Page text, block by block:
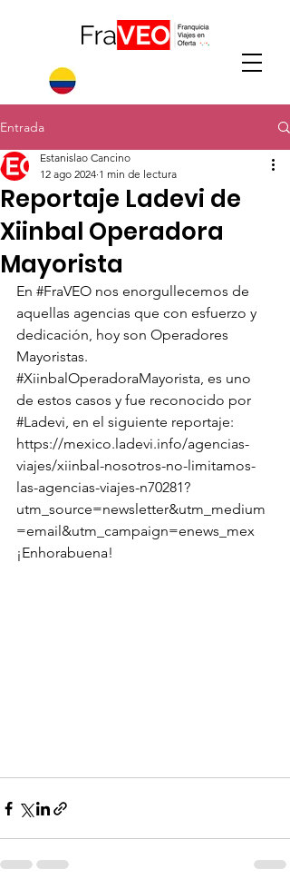
Entrada
Reportaje Ladevi de
Xiinbal Operadora
Mayorista
Estanislao Cancino
12 ago 2024 1 min de lectura
En #FraVEO nos enorgullecemos de
aquellas agencias que con esfuerzo y
dedicación, hoy son Operadores
Mayoristas.
#XiinbalOperadoraMayorista, es uno
de estos casos y fue reconocido por
#Ladevi, en el siguiente reportaje:
https://mexico.ladevi.info/agencias-
viajes/xiinbal-nosotros-no-limitamos-
las-agencias-viajes-n70281?
utm_source=newsletter&utm_medium
=email&utm_campaign=enews_mex
¡Enhorabuena!